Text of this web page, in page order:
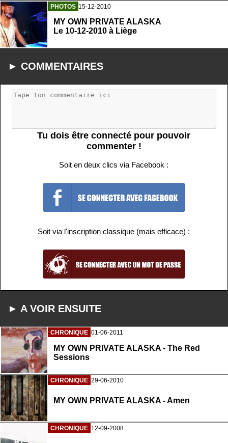
PHOTOS 15-12-2010
MY OWN PRIVATE ALASKA
Le 10-12-2010 à Liège
► COMMENTAIRES
Tu dois être connecté pour pouvoir
commenter !
Soit en deux clics via Facebook :
Soit via l'inscription classique (mais efficace) :
► A VOIR ENSUITE
CHRONIQUE 01-06-2011
MY OWN PRIVATE ALASKA - The Red
Sessions
CHRONIQUE 29-06-2010
MY OWN PRIVATE ALASKA - Amen
CHRONIQUE 12-09-2008